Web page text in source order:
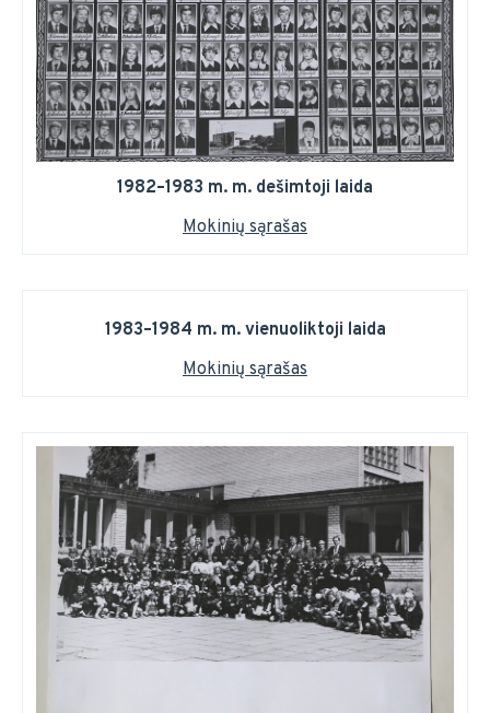
1982–1983 m. m. dešimtoji laida
Mokinių sąrašas
1983–1984 m. m. vienuoliktoji laida
Mokinių sąrašas